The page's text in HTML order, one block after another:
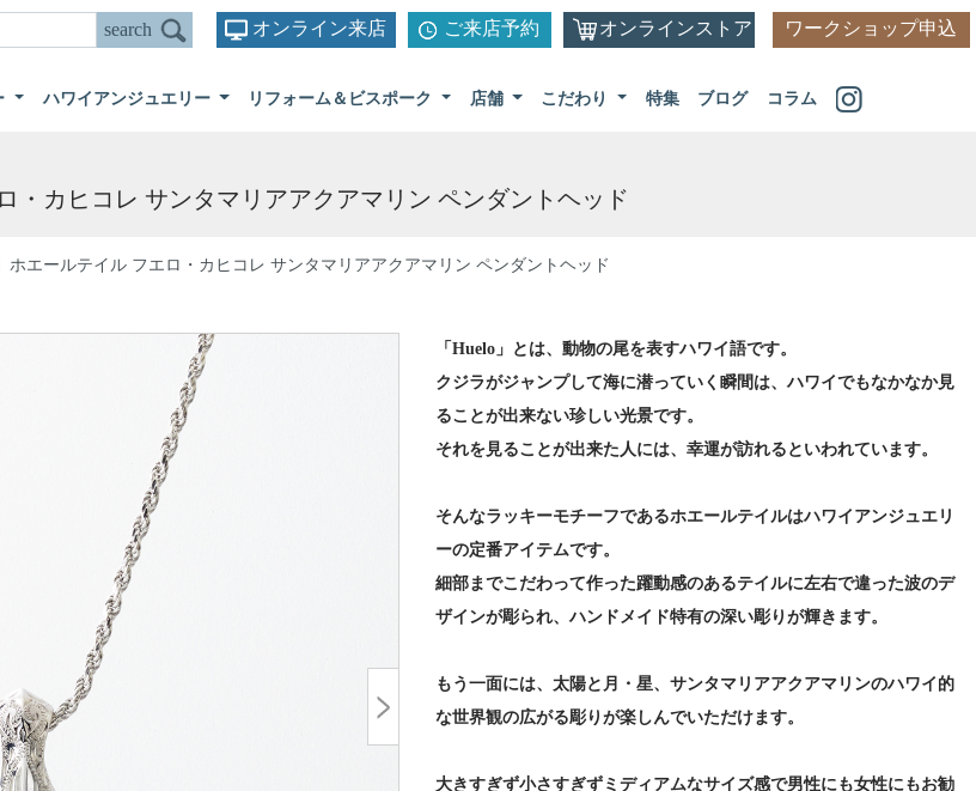
オンライン来店 ご来店予約 オンラインストア ワークショップ申込
ハワイアンジュエリー リフォーム＆ビスポーク 店舗 こだわり 特集 ブログ コラム
・カヒコレ サンタマリアアクアマリン ペンダントヘッド
ホエールテイル フエロ・カヒコレ サンタマリアアクアマリン ペンダントヘッド
「Huelo」とは、動物の尾を表すハワイ語です。
クジラがジャンプして海に潜っていく瞬間は、ハワイでもなかなか見
ることが出来ない珍しい光景です。
それを見ることが出来た人には、幸運が訪れるといわれています。
そんなラッキーモチーフであるホエールテイルはハワイアンジュエリ
ーの定番アイテムです。
細部までこだわって作った躍動感のあるテイルに左右で違った波のデ
ザインが彫られ、ハンドメイド特有の深い彫りが輝きます。
もう一面には、太陽と月・星、サンタマリアアクアマリンのハワイ的
な世界観の広がる彫りが楽しんでいただけます。
大きすぎず小さすぎずミディアムなサイズ感で男性にも女性にもお勧